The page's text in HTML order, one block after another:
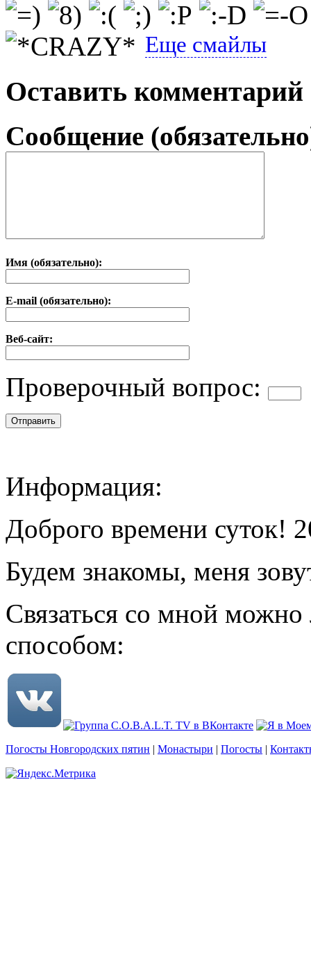
Еще смайлы
Оставить комментарий
Сообщение
Имя (обязательно):
E-mail (обязательно):
Веб-сайт:
Проверочный вопрос:
Информация:
Доброго времени суток!
Будем знакомы, меня
Связаться со мной
способом:
Погосты Новгородских пятин | Монастыри | Погосты |